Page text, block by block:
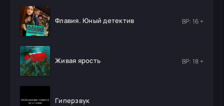
Флавия. Юный детектив ВР: 16 +
Живая ярость ВР: 18 +
Гиперзвук